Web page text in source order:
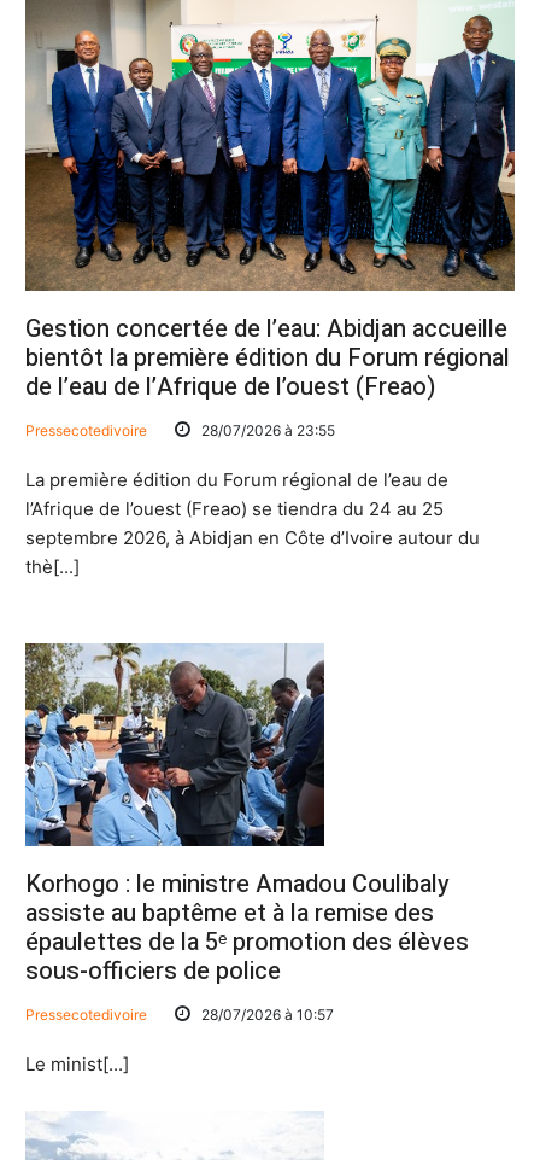
Gestion concertée de l’eau: Abidjan accueille
bientôt la première édition du Forum régional
de l’eau de l’Afrique de l’ouest (Freao)
Pressecotedivoire 28/07/2026 à 23:55
La première édition du Forum régional de l’eau de
l’Afrique de l’ouest (Freao) se tiendra du 24 au 25
septembre 2026, à Abidjan en Côte d’Ivoire autour du
thè[...]
Korhogo : le ministre Amadou Coulibaly
assiste au baptême et à la remise des
épaulettes de la 5ᵉ promotion des élèves
sous-officiers de police
Pressecotedivoire 28/07/2026 à 10:57
Le minist[...]